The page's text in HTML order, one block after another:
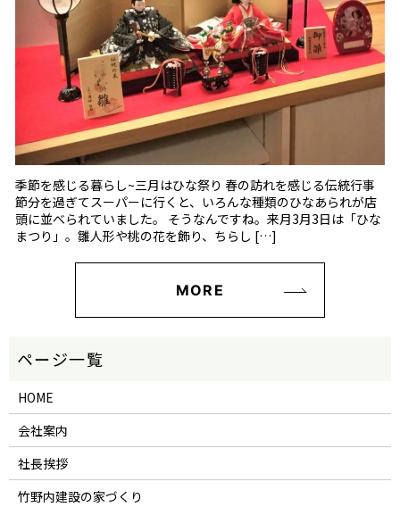
季節を感じる暮らし~三月はひな祭り 春の訪れを感じる伝統行事
節分を過ぎてスーパーに行くと、いろんな種類のひなあられが店
頭に並べられていました。 そうなんですね。来月3月3日は「ひな
まつり」。雛人形や桃の花を飾り、ちらし […]
MORE
HOME
会社案内
社長挨拶
竹野内建設の家づくり